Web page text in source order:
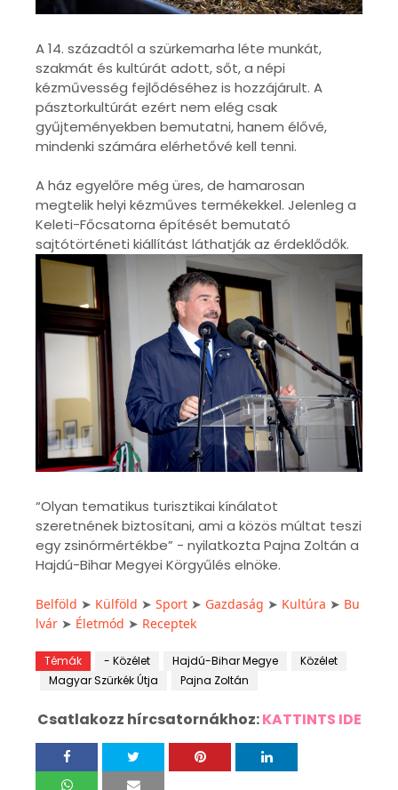
A 14. századtól a szürkemarha léte munkát,
szakmát és kultúrát adott, sőt, a népi
kézművesség fejlődéséhez is hozzájárult. A
pásztorkultúrát ezért nem elég csak
gyűjteményekben bemutatni, hanem élővé,
mindenki számára elérhetővé kell tenni.
A ház egyelőre még üres, de hamarosan
megtelik helyi kézműves termékekkel. Jelenleg a
Keleti-Főcsatorna építését bemutató
sajtótörténeti kiállítást láthatják az érdeklődők.
“Olyan tematikus turisztikai kínálatot
szeretnének biztosítani, ami a közös múltat teszi
egy zsinórmértékbe” - nyilatkozta Pajna Zoltán a
Hajdú-Bihar Megyei Körgyűlés elnöke.
Belföld ➤ Külföld ➤ Sport ➤ Gazdaság ➤ Kultúra ➤ Bu
lvár ➤ Életmód ➤ Receptek
Témák - Közélet Hajdú-Bihar Megye
Közélet
Magyar Szürkék Útja
Pajna Zoltán
Csatlakozz hírcsatornákhoz:KATTINTS IDE